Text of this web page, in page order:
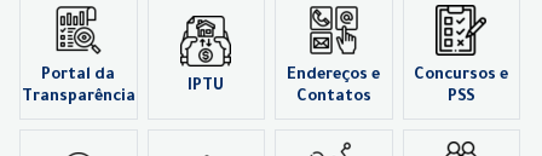
Portal da
Transparência
IPTU
Endereços e
Contatos
Concursos e
PSS